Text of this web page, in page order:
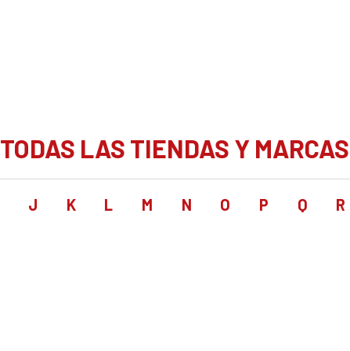
TODAS LAS TIENDAS Y MARCAS
J K L M N O P Q R